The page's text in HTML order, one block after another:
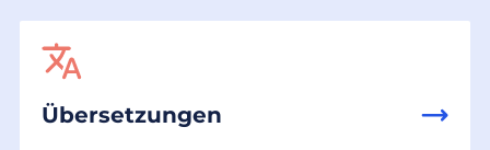
Übersetzungen